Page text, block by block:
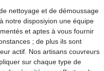
nettoyage et de démoussage
notre disposiyion une équipe
et aptes à vous fournir
; de plus ils sont
actif. Nos artisans couvreurs
sur chaque type de